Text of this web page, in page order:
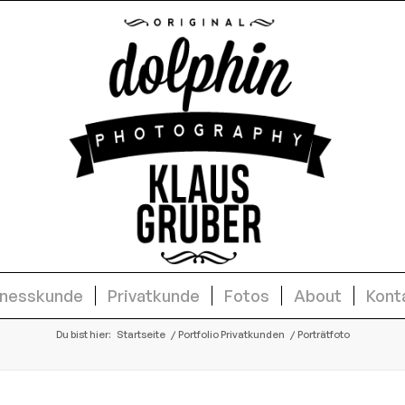
Privatkunde Fotos About
Du bist hier: Startseite / Portfolio Privatkunden / Porträtfoto